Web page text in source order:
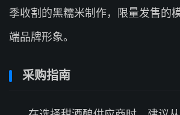
季收割的黑糯米制作，限量发售的
端品牌形象。
采购指南